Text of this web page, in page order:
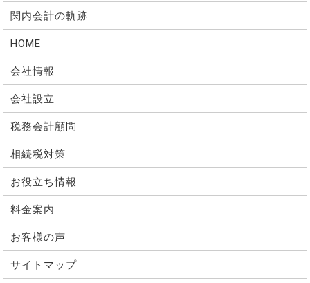
関内会計の軌跡
HOME
会社情報
会社設立
税務会計顧問
相続税対策
お役立ち情報
料金案内
お客様の声
サイトマップ